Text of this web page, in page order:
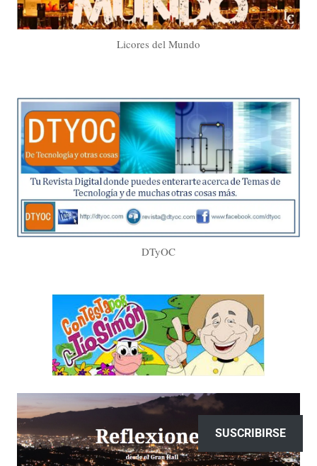
Licores del Mundo
DTyOC
SUSCRIBIRSE